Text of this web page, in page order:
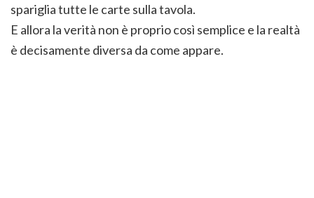
spariglia tutte le carte sulla tavola.
E allora la verità non è proprio così semplice e la realtà
è decisamente diversa da come appare.